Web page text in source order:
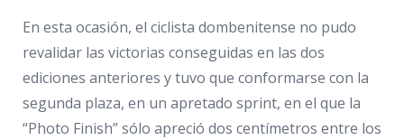
En esta ocasión, el ciclista dombenitense no pudo
revalidar las victorias conseguidas en las dos
ediciones anteriores y tuvo que conformarse con la
segunda plaza, en un apretado sprint, en el que la
“Photo Finish” sólo apreció dos centímetros entre los